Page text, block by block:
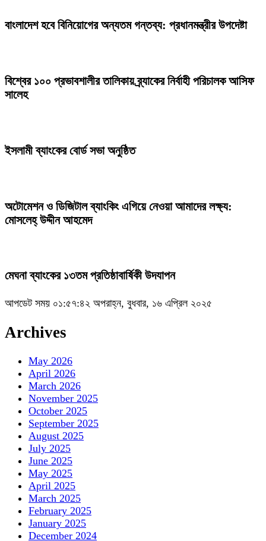
বাংলাদেশ হবে বিনিয়োগের অন্যতম গন্তব্য: প্রধানমন্ত্রীর উপদেষ্টা
বিশ্বের ১০০ প্রভাবশালীর তালিকায় ব্র্যাকের নির্বাহী পরিচালক আসিফ
সালেহ
ইসলামী ব্যাংকের বোর্ড সভা অনুষ্ঠিত
অটোমেশন ও ডিজিটাল ব্যাংকিং এগিয়ে নেওয়া আমাদের লক্ষ্য:
মোসলেহ্‌ উদ্দীন আহমেদ
মেঘনা ব্যাংকের ১৩তম প্রতিষ্ঠাবার্ষিকী উদযাপন
আপডেট সময় ০১:৫৭:৪২ অপরাহ্ন, বুধবার, ১৬ এপ্রিল ২০২৫
Archives
May 2026
April 2026
March 2026
November 2025
October 2025
September 2025
August 2025
July 2025
June 2025
May 2025
April 2025
March 2025
February 2025
January 2025
December 2024